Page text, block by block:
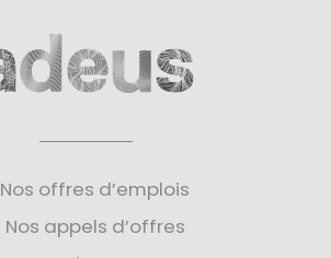
Nos offres d’emplois
Nos appels d’offres